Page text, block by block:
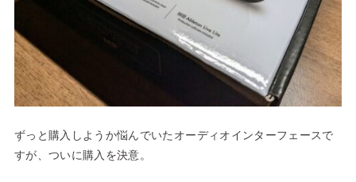
ずっと購入しようか悩んでいたオーディオインターフェースで
すが、ついに購入を決意。